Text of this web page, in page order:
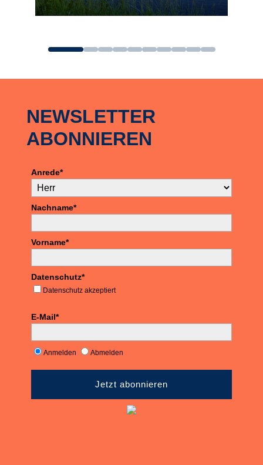
NEWSLETTER
ABONNIEREN